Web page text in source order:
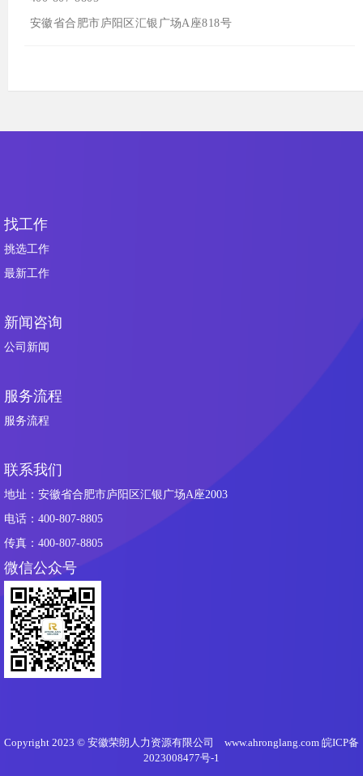
安徽省合肥市庐阳区汇银广场A座818号
找工作
挑选工作
最新工作
新闻咨询
公司新闻
服务流程
服务流程
联系我们
地址：安徽省合肥市庐阳区汇银广场A座2003
电话：400-807-8805
传真：400-807-8805
微信公众号
Copyright 2023 © 安徽荣朗人力资源有限公司 www.ahronglang.com 皖ICP备
2023008477号-1